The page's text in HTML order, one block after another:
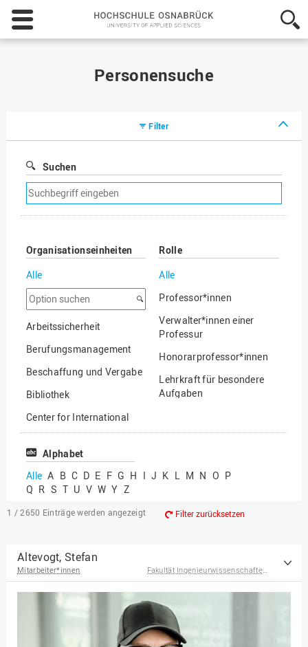
Hochschule
Osnabrück
-
Personensuche
Filter
Suchen
Suchfilter
entfernen
Organisationseinheiten
Alle
Option
suchen
Arbeitssicherheit
Berufungsmanagement
Beschaffung und Vergabe
Bibliothek
Center for International
Mobility
Center for International
Chancengerechtigkeit
eLearning Competence
EU-Büro
Fakultät
Agrarwissenschaften und
Landschaftsarchitektur
Ingenieurwissenschaften
Rolle
Alle
Professor*innen
Verwalter*innen einer
Professur
Honorarprofessor*innen
Lehrkraft für besondere
Aufgaben
Professor*innen im
Alphabet
Alle A B C D E F G H I J K L M N O P
Q R S T U V W Y Z
1 / 2650 Einträge werden angezeigt Filter zurücksetzen
Altevogt, Stefan
Mitarbeiter*innen Fakultät Ingenieurwissenschaften und Informatik